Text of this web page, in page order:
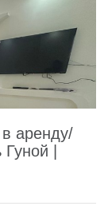
аренду/
|